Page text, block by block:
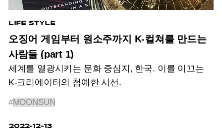
LIFE STYLE
오징어 게임부터 원소주까지 K-컬쳐를 만드는
사람들 (part 1)
세계를 열광시키는 문화 중심지, 한국. 이를 이끄는
K-크리에이터의 첨예한 시선.
#MOONSUN
2022-12-13